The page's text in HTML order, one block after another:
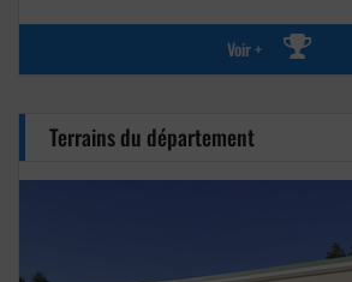
Voir +
Terrains du département